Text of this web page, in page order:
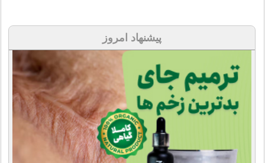
پیشنهاد امروز